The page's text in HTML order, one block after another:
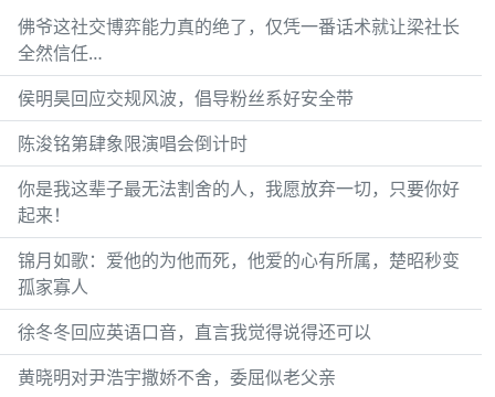
佛爷这社交博弈能力真的绝了，仅凭一番话术就让梁社长
全然信任…
侯明昊回应交规风波，倡导粉丝系好安全带
陈浚铭第肆象限演唱会倒计时
你是我这辈子最无法割舍的人，我愿放弃一切，只要你好
起来！
锦月如歌：爱他的为他而死，他爱的心有所属，楚昭秒变
孤家寡人
徐冬冬回应英语口音，直言我觉得说得还可以
黄晓明对尹浩宇撒娇不舍，委屈似老父亲